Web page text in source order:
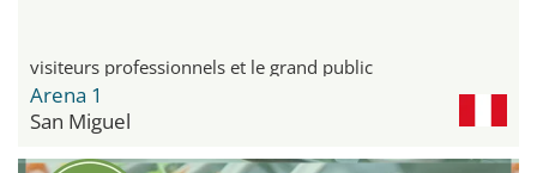
visiteurs professionnels et le grand public
Arena 1
San Miguel